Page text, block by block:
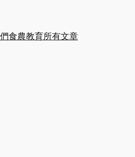
食農教育所有文章